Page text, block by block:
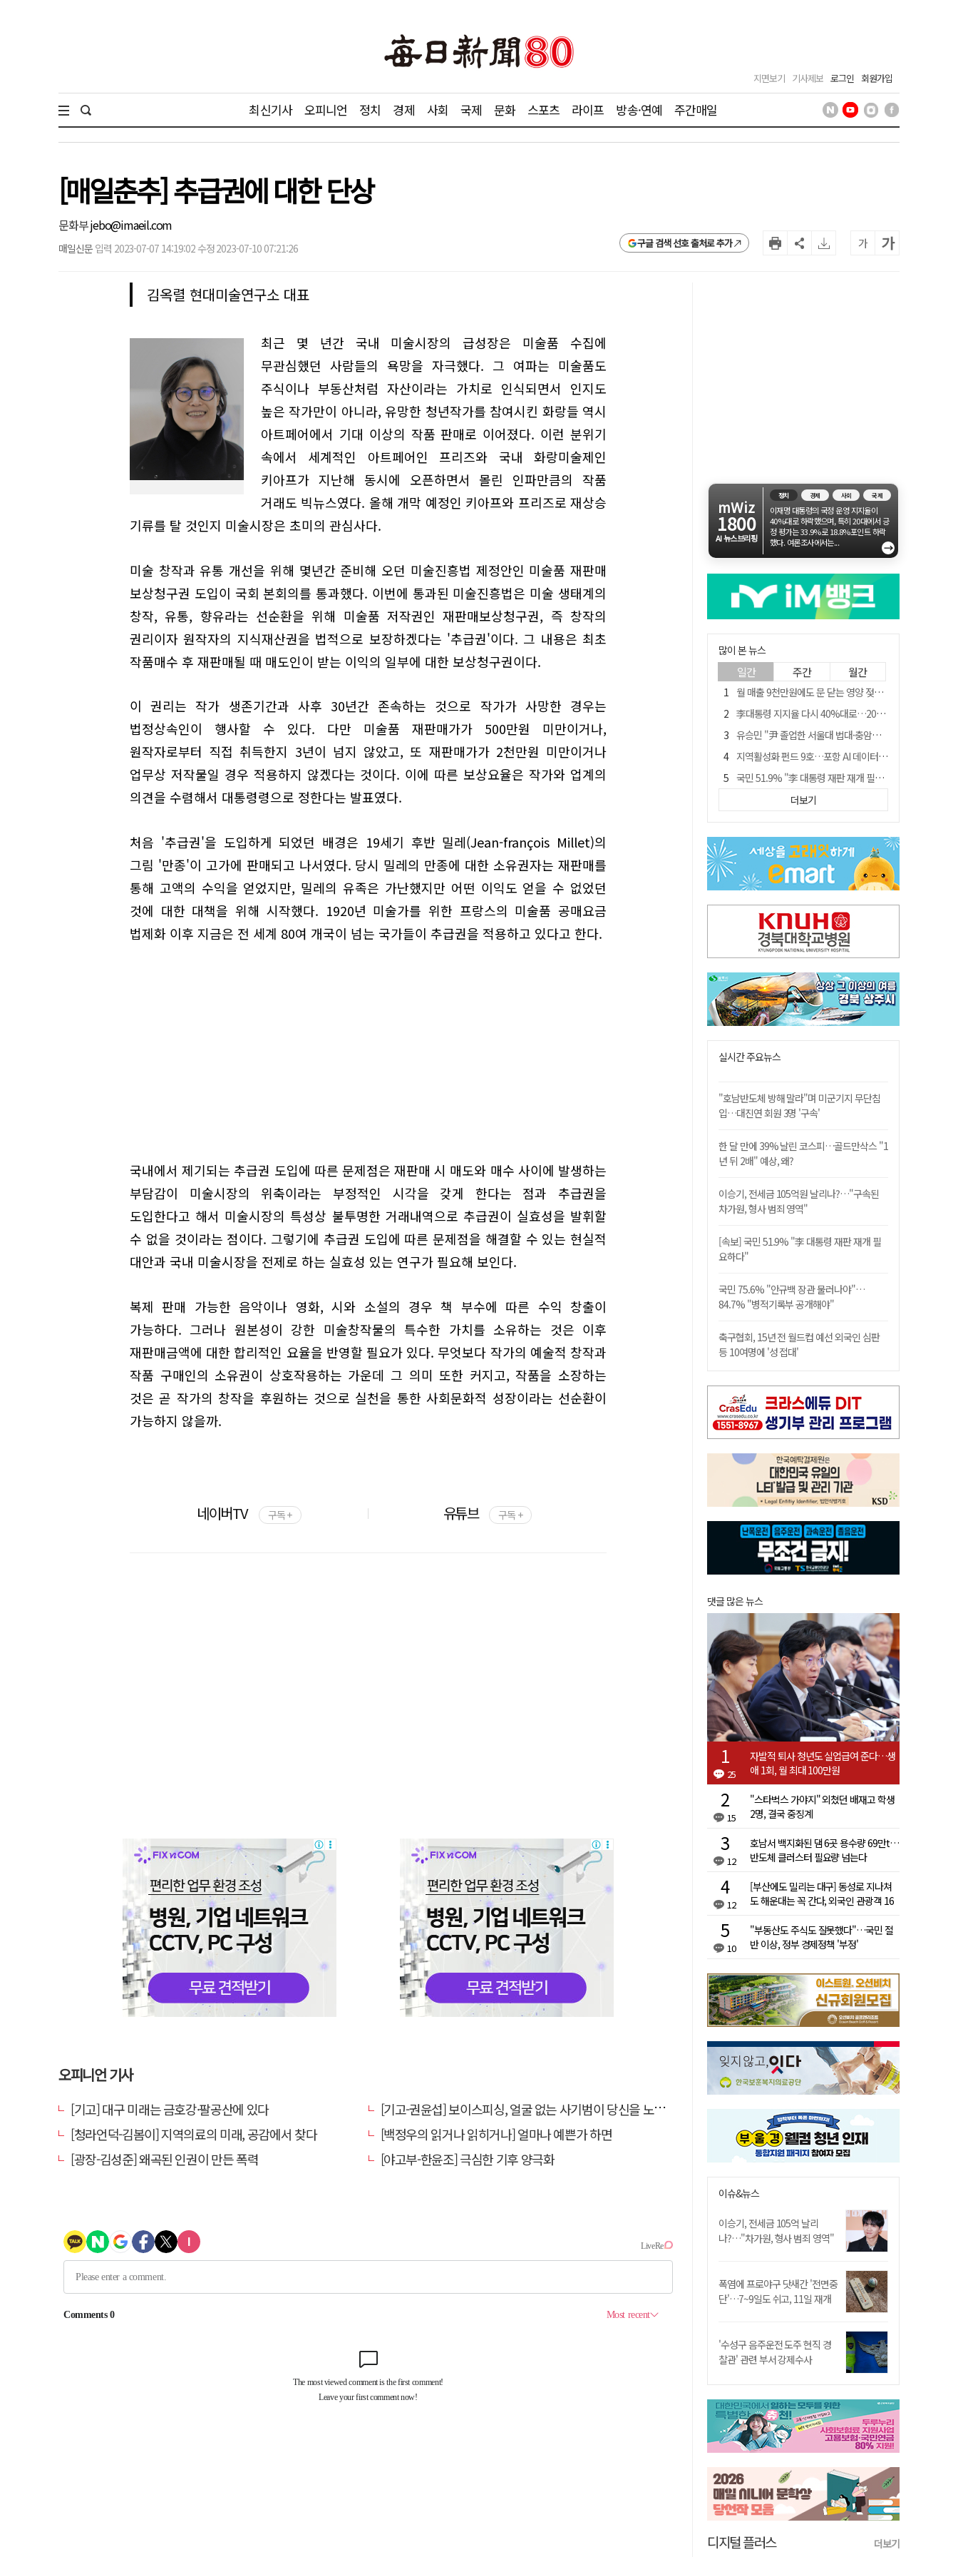
지면보기 기사제보 로그인 회원가입
최신기사 오피니언 정치 경제 사회 국제 문화 스포츠 라이프 방송·연예 주간매일
[매일춘추] 추급권에 대한 단상
문화부jebo@imaeil.com
매일신문 입력 2023-07-07 14:19:02 수정 2023-07-10 07:21:26 구글 검색 선호 출처로 추가 가 가
김옥렬 현대미술연구소 대표
최근 몇 년간 국내 미술시장의 급성장은 미술품 수집에
무관심했던 사람들의 욕망을 자극했다. 그 여파는 미술품도
주식이나 부동산처럼 자산이라는 가치로 인식되면서 인지도
높은 작가만이 아니라, 유망한 청년작가를 참여시킨 화랑들 역시
아트페어에서 기대 이상의 작품 판매로 이어졌다. 이런 분위기
속에서 세계적인 아트페어인 프리즈와 국내 화랑미술제인
키아프가 지난해 동시에 오픈하면서 몰린 인파만큼의 작품
거래도 빅뉴스였다. 올해 개막 예정인 키아프와 프리즈로 재상승
기류를 탈 것인지 미술시장은 초미의 관심사다.
미술 창작과 유통 개선을 위해 몇년간 준비해 오던 미술진흥법 제정안인 미술품 재판매
보상청구권 도입이 국회 본회의를 통과했다. 이번에 통과된 미술진흥법은 미술 생태계의
창작, 유통, 향유라는 선순환을 위해 미술품 저작권인 재판매보상청구권, 즉 창작의
권리이자 원작자의 지식재산권을 법적으로 보장하겠다는 '추급권'이다. 그 내용은 최초
작품매수 후 재판매될 때 매도인이 받는 이익의 일부에 대한 보상청구권이다.
이 권리는 작가 생존기간과 사후 30년간 존속하는 것으로 작가가 사망한 경우는
법정상속인이 행사할 수 있다. 다만 미술품 재판매가가 500만원 미만이거나,
원작자로부터 직접 취득한지 3년이 넘지 않았고, 또 재판매가가 2천만원 미만이거나
업무상 저작물일 경우 적용하지 않겠다는 것이다. 이에 따른 보상요율은 작가와 업계의
의견을 수렴해서 대통령령으로 정한다는 발표였다.
처음 '추급권'을 도입하게 되었던 배경은 19세기 후반 밀레(Jean-françois Millet)의
그림 '만종'이 고가에 판매되고 나서였다. 당시 밀레의 만종에 대한 소유권자는 재판매를
통해 고액의 수익을 얻었지만, 밀레의 유족은 가난했지만 어떤 이익도 얻을 수 없었던
것에 대한 대책을 위해 시작했다. 1920년 미술가를 위한 프랑스의 미술품 공매요금
법제화 이후 지금은 전 세계 80여 개국이 넘는 국가들이 추급권을 적용하고 있다고 한다.
국내에서 제기되는 추급권 도입에 따른 문제점은 재판매 시 매도와 매수 사이에 발생하는
부담감이 미술시장의 위축이라는 부정적인 시각을 갖게 한다는 점과 추급권을
도입한다고 해서 미술시장의 특성상 불투명한 거래내역으로 추급권이 실효성을 발휘할
수 없을 것이라는 점이다. 그렇기에 추급권 도입에 따른 문제점을 해결할 수 있는 현실적
대안과 국내 미술시장을 전제로 하는 실효성 있는 연구가 필요해 보인다.
복제 판매 가능한 음악이나 영화, 시와 소설의 경우 책 부수에 따른 수익 창출이
가능하다. 그러나 원본성이 강한 미술창작물의 특수한 가치를 소유하는 것은 이후
재판매금액에 대한 합리적인 요율을 반영할 필요가 있다. 무엇보다 작가의 예술적 창작과
작품 구매인의 소유권이 상호작용하는 가운데 그 의미 또한 커지고, 작품을 소장하는
것은 곧 작가의 창작을 후원하는 것으로 실천을 통한 사회문화적 성장이라는 선순환이
가능하지 않을까.
네이버TV 구독 + 유튜브 구독 +
오피니언 기사
[기고] 대구 미래는 금호강·팔공산에 있다
[기고-권윤섭] 보이스피싱, 얼굴 없는 사기범이 당신을 노린다
[청라언덕-김봄이] 지역의료의 미래, 공감에서 찾다
[백정우의 읽거나 읽히거나] 얼마나 예쁜가 하면
[광장-김성준] 왜곡된 인권이 만든 폭력
[야고부-한윤조] 극심한 기후 양극화
mWiz
1800
AI 뉴스브리핑
정치 경제 사회 국제
이재명 대통령의 국정 운영 지지율이
40%대로 하락했으며, 특히 20대에서 긍
정 평가는 33.9%로 18.8%포인트 하락
했다. 여론조사에서는...
→
많이 본 뉴스
일간 주간 월간
월 매출 9천만원에도 문 닫는 영양 젖소농장… "일할 사람이 없어"
李대통령 지지율 다시 40%대로…20대는 18.8%p 급락
유승민 "尹 졸업한 서울대 법대·충암고도 없애야"…李 육사 통합 직격
지역활성화 펀드 9호…포항 AI 데이터센터에 6천억 투입
국민 51.9% "李 대통령 재판 재개 필요하다"
경북 영천시, 9월부터 11월까지 반값 여행 혜택 제공
아쉬운 태클
'솔리다임 IPO 추진설' SK하이닉스, 주가 9% 급락
[농지 전수조사 폐해] 농지값도 흔들리나…"도지 막히면 헐값 매물 나올 수도"
더보기
실시간 주요뉴스
"호남반도체 방해 말라"며 미군기지 무단침
입…대진연 회원 3명 '구속'
한 달 만에 39% 날린 코스피…골드만삭스 "1
년 뒤 2배" 예상, 왜?
이승기, 전세금 105억원 날리나?…"구속된
차가원, 형사 범죄 영역"
[속보] 국민 51.9% "李 대통령 재판 재개 필
요하다"
국민 75.6% "안규백 장관 물러나야"…
84.7% "병적기록부 공개해야"
축구협회, 15년 전 월드컵 예선 외국인 심판
등 10여명에 '성 접대'
댓글 많은 뉴스
25
자발적 퇴사 청년도 실업급여 준다…생
애 1회, 월 최대 100만원
15
"스타벅스 가야지" 외쳤던 배재고 학생
2명, 결국 중징계
12
호남서 백지화된 댐 6곳 용수량 69만t…
반도체 클러스터 필요량 넘는다
12
[부산에도 밀리는 대구] 동성로 지나쳐
도 해운대는 꼭 간다, 외국인 관광객 16
10
"부동산도 주식도 잘못했다"…국민 절
반 이상, 정부 경제정책 '부정'
이슈&뉴스
이승기, 전세금 105억 날리
나?…"차가원, 형사 범죄 영역"
폭염에 프로야구 닷새간 '전면중
단'…7~9일도 쉬고, 11일 재개
'수성구 음주운전 도주 현직 경
찰관' 관련 부서 강제수사
디지털 플러스 더보기